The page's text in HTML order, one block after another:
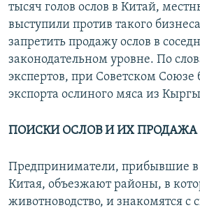
тысяч голов ослов в Китай,
выступили против такого
запретить продажу ослов в
законодательном уровне. По
экспертов, при Советском Союзе
экспорта ослиного мяса из
ПОИСКИ ОСЛОВ И ИХ ПРОДАЖА
Предприниматели, прибывшие в
Китая, объезжают районы, в
животноводство, и знакомятся с